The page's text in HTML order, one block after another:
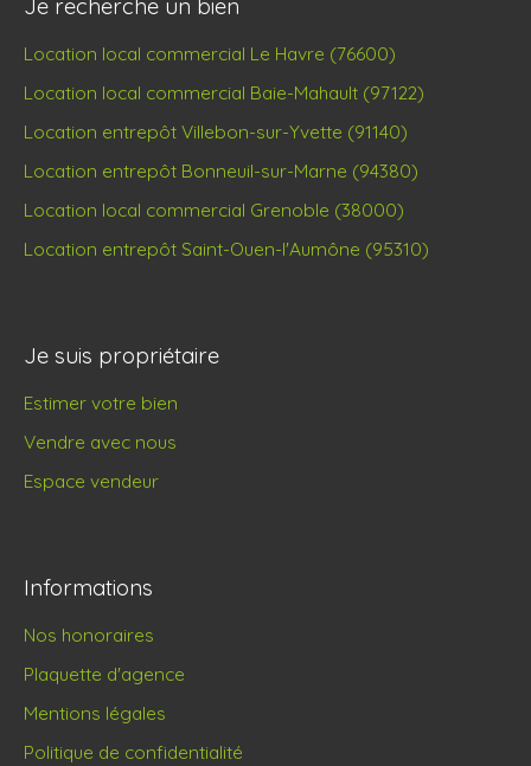
Je recherche un bien
Location local commercial Le Havre (76600)
Location local commercial Baie-Mahault (97122)
Location entrepôt Villebon-sur-Yvette (91140)
Location entrepôt Bonneuil-sur-Marne (94380)
Location local commercial Grenoble (38000)
Location entrepôt Saint-Ouen-l'Aumône (95310)
Je suis propriétaire
Estimer votre bien
Vendre avec nous
Espace vendeur
Informations
Nos honoraires
Plaquette d'agence
Mentions légales
Politique de confidentialité